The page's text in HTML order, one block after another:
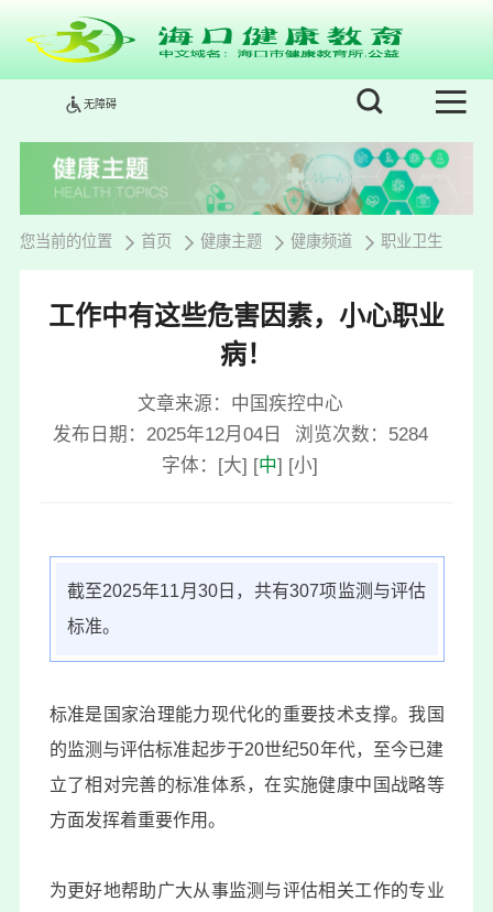
无障碍
您当前的位置 首页 健康主题 健康频道 职业卫生
工作中有这些危害因素，小心职业
病！
文章来源：中国疾控中心
发布日期：2025年12月04日
浏览次数： 5284
字体： [大] [中] [小]
截至2025年11月30日，共有307项监测与评估
标准。
标准是国家治理能力现代化的重要技术支撑。我国
的监测与评估标准起步于20世纪50年代，至今已建
立了相对完善的标准体系，在实施健康中国战略等
方面发挥着重要作用。
为更好地帮助广大从事监测与评估相关工作的专业